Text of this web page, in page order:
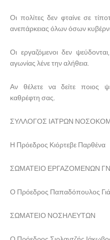
Οι πολίτες δεν φταίνε σε
ανεπάρκειας όλων όσων
Οι εργαζόμενοι δεν
αγωνίας λένε την αλήθεια.
Αν θέλετε να δείτε ποιος
καθρέφτη σας.
ΣΥΛΛΟΓΟΣ ΙΑΤΡΩΝ
Η Πρόεδρος Κιόρτεβε Παρθένα
ΣΩΜΑΤΕΙΟ ΕΡΓΑΖΟΜΕΝΩΝ
Ο Πρόεδρος Παπαδόπουλος
ΣΩΜΑΤΕΙΟ ΝΟΣΗΛΕΥΤΩΝ